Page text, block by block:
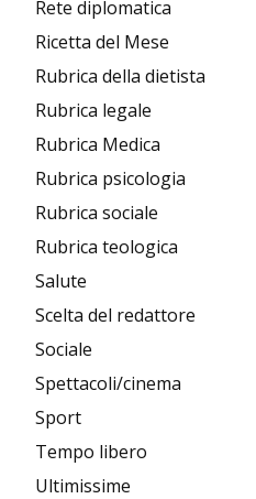
Rete diplomatica
Ricetta del Mese
Rubrica della dietista
Rubrica legale
Rubrica Medica
Rubrica psicologia
Rubrica sociale
Rubrica teologica
Salute
Scelta del redattore
Sociale
Spettacoli/cinema
Sport
Tempo libero
Ultimissime